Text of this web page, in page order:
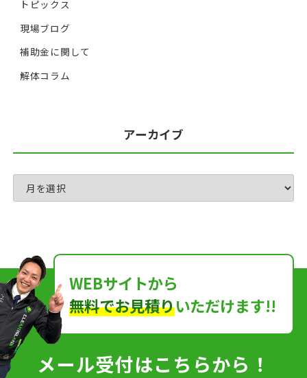
トピックス
現場ブログ
補助金に関して
解体コラム
アーカイブ
WEBサイトから
無料でお見積りいただけます!!
メール受付はこちらから！